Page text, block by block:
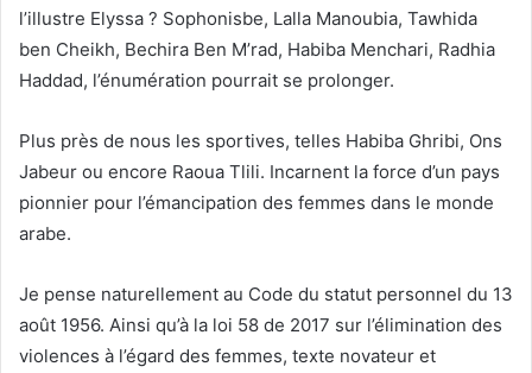
l’illustre Elyssa ? Sophonisbe, Lalla Manoubia, Tawhida
ben Cheikh, Bechira Ben M’rad, Habiba Menchari, Radhia
Haddad, l’énumération pourrait se prolonger.
Plus près de nous les sportives, telles Habiba Ghribi, Ons
Jabeur ou encore Raoua Tlili. Incarnent la force d’un pays
pionnier pour l’émancipation des femmes dans le monde
arabe.
Je pense naturellement au Code du statut personnel du 13
août 1956. Ainsi qu’à la loi 58 de 2017 sur l’élimination des
violences à l’égard des femmes, texte novateur et